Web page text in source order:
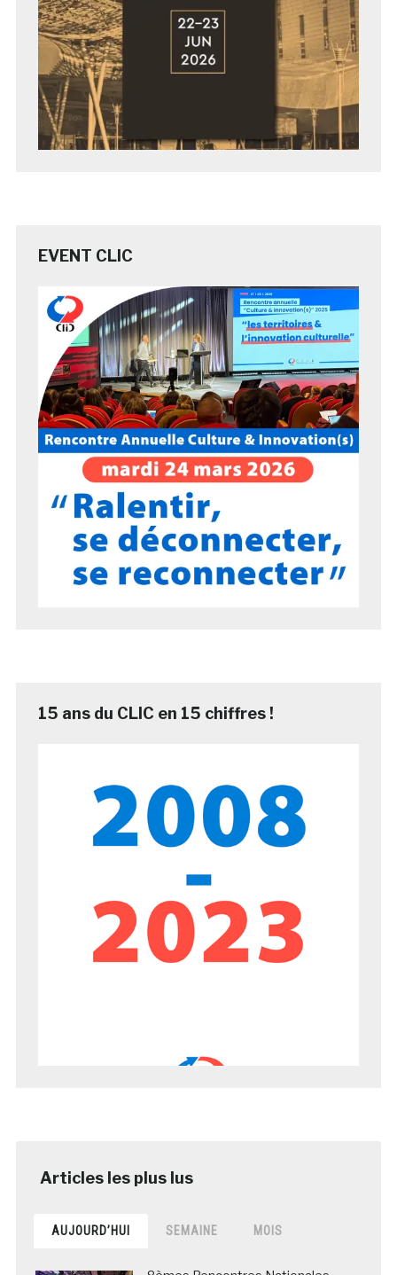
EVENT CLIC
15 ans du CLIC en 15 chiffres !
AUJOURD’HUI SEMAINE MOIS